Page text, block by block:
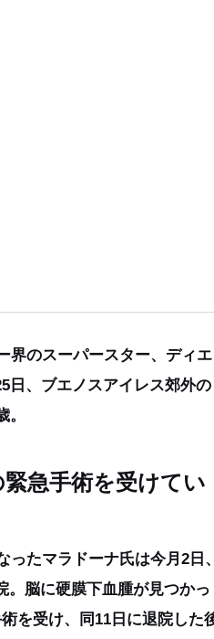
界のスーパースター、ディエ
日、ブエノスアイレス郊外の
。
急手術を受けてい
ったマラドーナ氏は今月2日
。脳に硬膜下血腫が見つかっ
を受け、同11日に退院した